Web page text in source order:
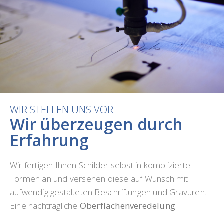
WIR STELLEN UNS VOR
Wir überzeugen durch
Erfahrung
Wir fertigen Ihnen Schilder selbst in komplizierte
Formen an und versehen diese auf Wunsch mit
aufwendig gestalteten Beschriftungen und Gravuren.
Eine nachträgliche Oberflächenveredelung